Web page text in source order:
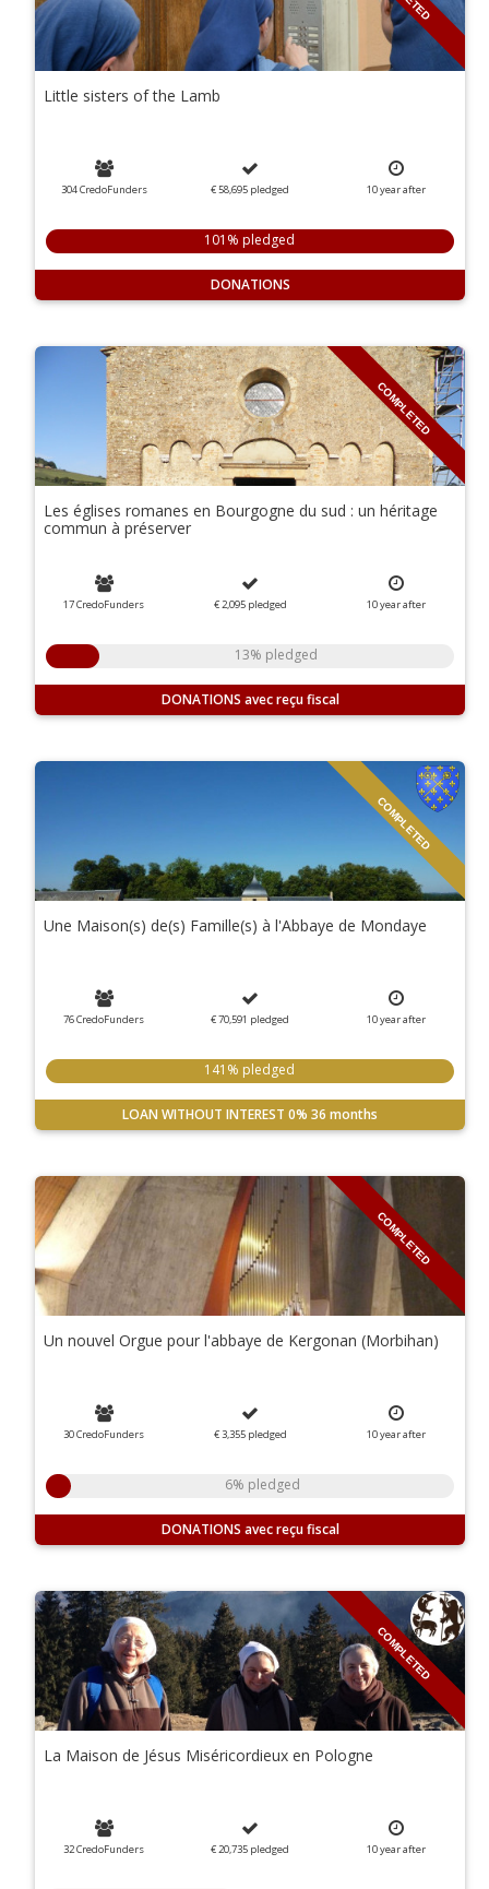
Little sisters of the Lamb
304 CredoFunders € 58,695 pledged 10yearafter
101% pledged
DONATIONS
COMPLETED
Les églises romanes en Bourgogne du sud : un héritage
commun à préserver
17 CredoFunders € 2,095 pledged 10yearafter
13% pledged
DONATIONS
COMPLETED
Une Maison(s) de(s) Famille(s) à l'Abbaye de Mondaye
76 CredoFunders € 70,591 pledged 10yearafter
141% pledged
LOAN WITHOUT INTEREST 0% 36 months
COMPLETED
Un nouvel Orgue pour l'abbaye de Kergonan (Morbihan)
30 CredoFunders € 3,355 pledged 10yearafter
6% pledged
DONATIONS
COMPLETED
La Maison de Jésus Miséricordieux en Pologne
32 CredoFunders € 20,735 pledged 10yearafter